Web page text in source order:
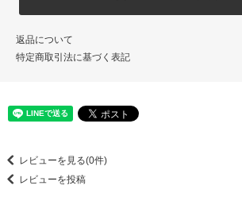
返品について
特定商取引法に基づく表記
レビューを見る(0件)
レビューを投稿